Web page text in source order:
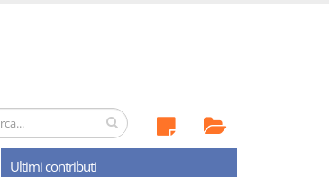
Ultimi contributi